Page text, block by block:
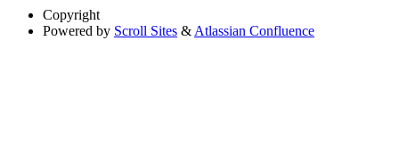
Copyright
Powered by Scroll Sites & Atlassian Confluence